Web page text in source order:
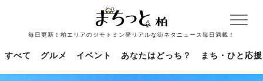
毎日更新！柏エリアのジモトミン発リアルな街ネタニュース毎日満載！
すべて グルメ イベント あなたはどっち？ まち・ひと応援